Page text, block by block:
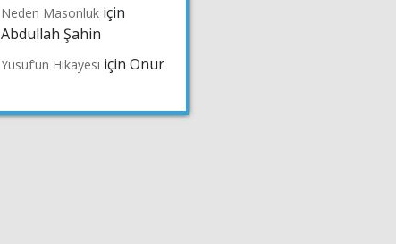
Neden Masonlukiçin
Abdullah Şahin
Yusuf’un Hikayesi için Onur